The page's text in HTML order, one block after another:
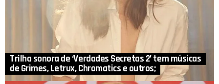
Trilha sonora de ‘Verdades Secretas 2’ tem músicas
de Grimes, Letrux, Chromatics e outros;